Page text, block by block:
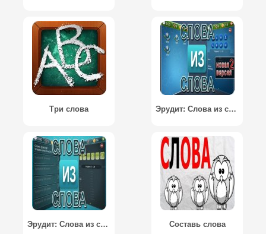
Три слова Эрудит: Слова из слова 2
Эрудит: Слова из слова Составь слова